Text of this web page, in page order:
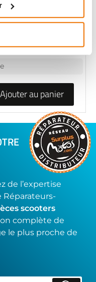
400 MAJESTY
Ajouter au panier
de l’expertise
scooters
complète de
le plus proche de